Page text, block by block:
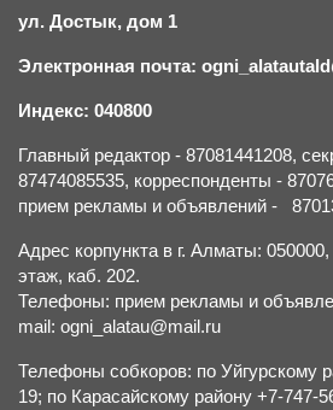
ул. Достык, дом 1
Электронная почта:
Индекс: 040800
Главный редактор - 87081441208,
87474085535, корреспонденты -
прием рекламы и объявлений -
Адрес корпункта в г. Алматы:
этаж, каб. 202.
Телефоны: прием рекламы и
mail: ogni_alatau@mail.ru
Телефоны собкоров: по Уйгурскому
19; по Карасайскому району +7-747-